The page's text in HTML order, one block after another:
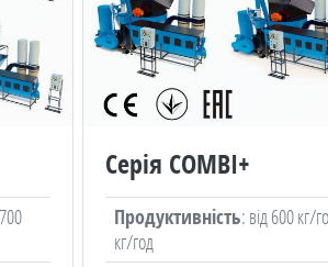
Серія COMBI+
Продуктивність: від 600 кг/
кг/год